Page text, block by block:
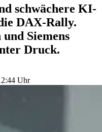
schwächere KI-
DAX-Rally.
Siemens
Druck.
Uhr